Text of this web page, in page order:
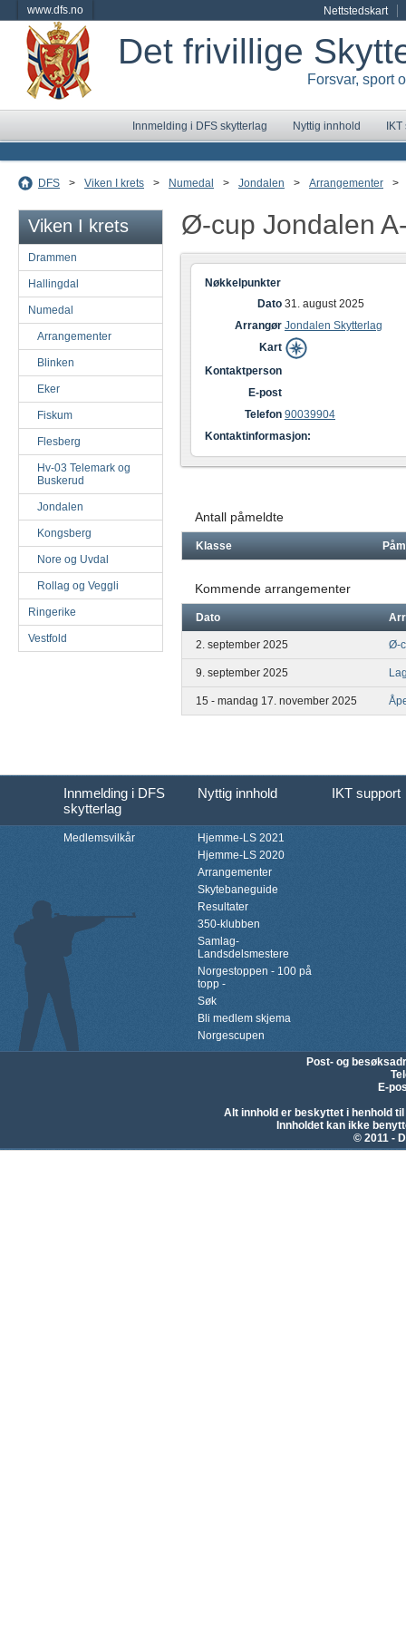
www.dfs.no Nettstedskart
Det frivillige
Forsvar, sport
Innmelding i DFS skytterlag Nyttig innhold
DFS > Viken I krets > Numedal > Jondalen > Arrangementer >
Viken I krets
Drammen
Hallingdal
Numedal
Arrangementer
Blinken
Eker
Fiskum
Flesberg
Hv-03 Telemark og
Buskerud
Jondalen
Kongsberg
Nore og Uvdal
Rollag og Veggli
Ringerike
Vestfold
Ø-cup Jondalen
Nøkkelpunkter
Dato 31. august 2025
Arrangør Jondalen Skytterlag
Kart
Kontaktperson
E-post
Telefon 90039904
Kontaktinformasjon:
Antall påmeldte
Klasse
Kommende arrangementer
Dato
2. september 2025 Ø-
9. september 2025
15 - mandag 17. november 2025
Innmelding i DFS
skytterlag
Nyttig innhold IKT support
Medlemsvilkår
Hjemme-LS 2021
Hjemme-LS 2020
Arrangementer
Skytebaneguide
Resultater
350-klubben
Samlag-
Landsdelsmestere
Norgestoppen - 100 på
topp -
Søk
Bli medlem skjema
Norgescupen
Post- og
E-
Alt innhold er beskyttet i henhold
Innholdet kan ikke
© 2011 -